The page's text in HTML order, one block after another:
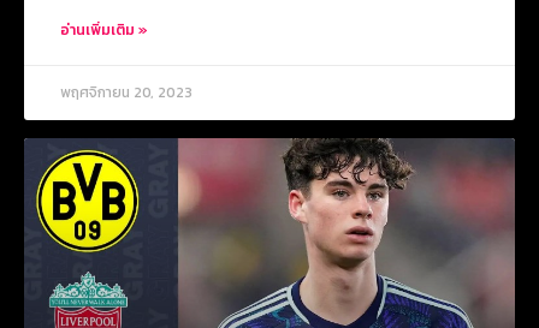
อ่านเพิ่มเติม »
พฤศจิกายน 20, 2023